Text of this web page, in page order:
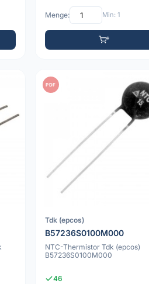
Menge: Min: 1
PDF
Tdk (epcos)
B57236S0100M000
NTC-Thermistor Tdk (epcos)
B57236S0100M000
46